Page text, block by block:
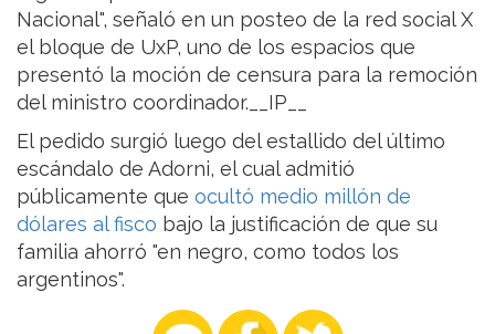
Nacional", señaló en un posteo de la red social X
el bloque de UxP, uno de los espacios que
presentó la moción de censura para la remoción
del ministro coordinador.__IP__
El pedido surgió luego del estallido del último
escándalo de Adorni, el cual admitió
públicamente que ocultó medio millón de
dólares al fisco bajo la justificación de que su
familia ahorró "en negro, como todos los
argentinos".